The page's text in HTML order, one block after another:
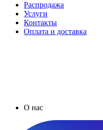
Распродажа
Услуги
Контакты
Оплата и доставка
О нас